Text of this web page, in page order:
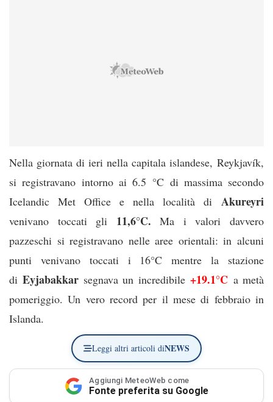
Nella giornata di ieri nella capitala islandese, Reykjavík,
si registravano intorno ai 6.5 °C di massima secondo
Icelandic Met Office e nella località di Akureyri
venivano toccati gli 11,6°C.Ma i valori davvero
pazzeschi si registravano nelle aree orientali: in alcuni
punti venivano toccati i 16°C mentre la stazione
diEyjabakkar segnava un incredibile+19.1°C a metà
pomeriggio. Un vero record per il mese di febbraio in
Islanda.
Leggi altri articoli diNEWS
Aggiungi MeteoWeb come
Fonte preferita su Google